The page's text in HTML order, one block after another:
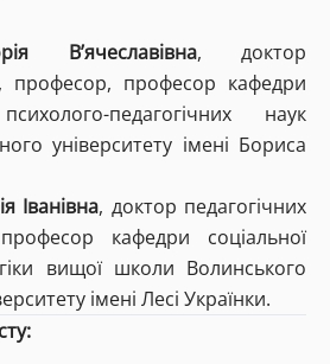
В’ячеславівна, доктор
професор, професор кафедри
педагогічних наук
університету імені Бориса
Іванівна, доктор педагогічних
кафедри соціальної
вищої школи Волинського
імені Лесі Українки.